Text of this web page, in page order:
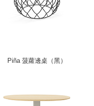
Piña 菠蘿邊桌（黑）